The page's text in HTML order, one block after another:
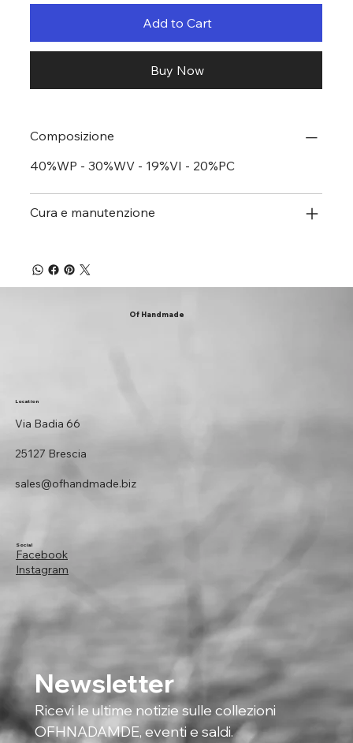
Add to Cart
Buy Now
Composizione
40%WP - 30%WV - 19%VI - 20%PC
Cura e manutenzione
Of Handmade
Location
Via Badia 66
25127 Brescia
sales@ofhandmade.biz
Facebook
Instagram
Social
Newsletter
Ricevi le ultime notizie sulle collezioni
OFHNADAMDE, eventi e saldi.